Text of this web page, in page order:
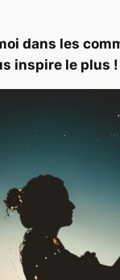
dans les
inspire le plus !